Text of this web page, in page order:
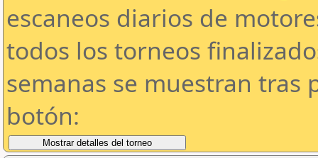
escaneos diarios de
todos los torneos
semanas se muestran tras
botón: